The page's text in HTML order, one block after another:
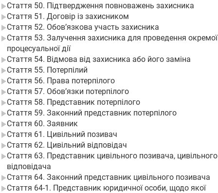
Стаття 50. Підтвердження повноважень захисника
Стаття 51. Договір із захисником
Стаття 52. Обов’язкова участь захисника
Стаття 53. Залучення захисника для проведення окремої
процесуальної дії
Стаття 54. Відмова від захисника або його заміна
Стаття 55. Потерпілий
Стаття 56. Права потерпілого
Стаття 57. Обов’язки потерпілого
Стаття 58. Представник потерпілого
Стаття 59. Законний представник потерпілого
Стаття 60. Заявник
Стаття 61. Цивільний позивач
Стаття 62. Цивільний відповідач
Стаття 63. Представник цивільного позивача, цивільного
відповідача
Стаття 64. Законний представник цивільного позивача
Стаття 64-1. Представник юридичної особи, щодо якої